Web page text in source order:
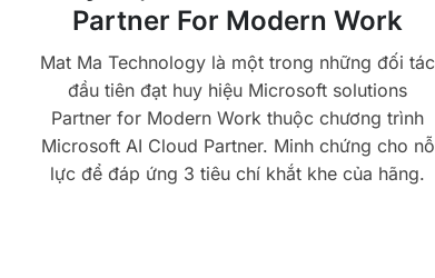
Partner For Modern Work
Mat Ma Technology là một trong những đối tác
đầu tiên đạt huy hiệu Microsoft solutions
Partner for Modern Work thuộc chương trình
Microsoft AI Cloud Partner. Minh chứng cho nỗ
lực để đáp ứng 3 tiêu chí khắt khe của hãng.